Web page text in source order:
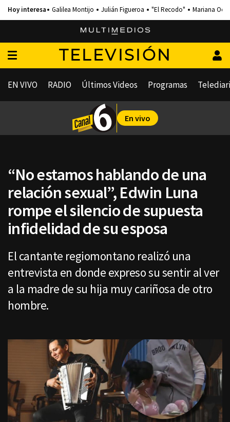
Galilea Montijo Julián Figueroa "El Recodo" Mariana
TELEVISIÓN
EN VIVO RADIO Últimos Videos Programas
En vivo
“No estamos hablando de una
relación sexual”, Edwin Luna
rompe el silencio de supuesta
infidelidad de su esposa
El cantante regiomontano realizó una
entrevista en donde expreso su sentir al ver
a la madre de su hija muy cariñosa de otro
hombre.